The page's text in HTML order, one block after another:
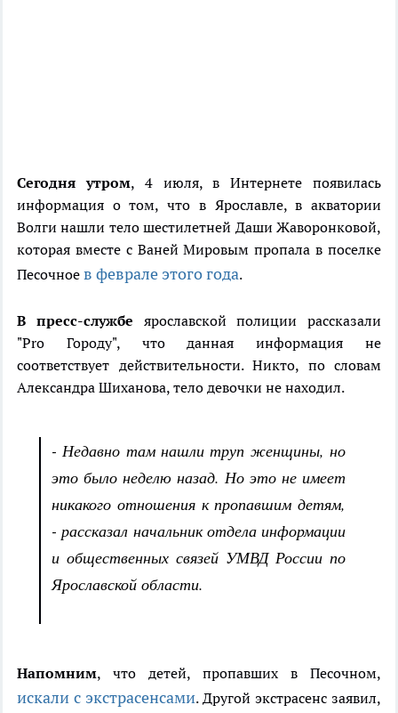
Сегодня утром, 4 июля, в Интернете появилась
информация о том, что в Ярославле, в акватории
Волги нашли тело шестилетней Даши Жаворонковой,
которая вместе с Ваней Мировым пропала в поселке
Песочное в феврале этого года.
В пресс-службе ярославской полиции рассказали
"Pro Городу", что данная информация не
соответствует действительности. Никто, по словам
Александра Шиханова, тело девочки не находил.
- Недавно там нашли труп женщины, но
это было неделю назад. Но это не имеет
никакого отношения к пропавшим детям,
- рассказал начальник отдела информации
и общественных связей УМВД России по
Ярославской области.
Напомним, что детей, пропавших в Песочном,
искали с экстрасенсами. Другой экстрасенс заявил,